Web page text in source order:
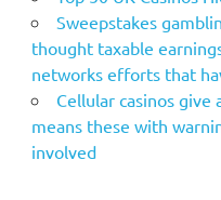
Sweepstakes
thought taxable
networks efforts that
Cellular casinos
means these with
involved